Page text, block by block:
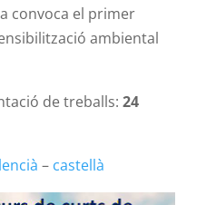
convoca el primer
ambiental
de treballs: 24
– castellà